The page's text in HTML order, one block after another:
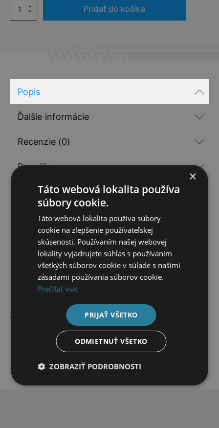
množstvo
Opravný
Pridať do košíka
Popis
Ďalšie informácie
Recenzie (0)
Poradňa
Popis
Opravná tuška laku, obsahuje farebný lak 9ml +
vrchný priesvitný lak 9ml
Pre kontrolu správnosti odporúčame zadať pri
objednávke VIN číslo vozidla.
Súvisiace produkty
×
Táto webová lokalita používa
súbory cookie.
Táto webová lokalita používa súbory
cookie na zlepšenie používateľskej
skúsenosti. Používaním našej webovej
lokality vyjadrujete súhlas s používaním
všetkých súborov cookie v súlade s našimi
zásadami používania súborov cookie.
Prečítať viac
PRIJAŤ VŠETKO
ODMIETNUŤ VŠETKO
ZOBRAZIŤ PODROBNOSTI